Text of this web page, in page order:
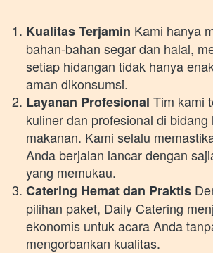
Kualitas Terjamin Kami hanya
bahan-bahan segar dan halal,
setiap hidangan tidak hanya
aman dikonsumsi.
Layanan Profesional Tim kami
kuliner dan profesional di bidang
makanan. Kami selalu
Anda berjalan lancar dengan
yang memukau.
Catering Hemat dan Praktis
pilihan paket, Daily Catering
ekonomis untuk acara Anda
mengorbankan kualitas.